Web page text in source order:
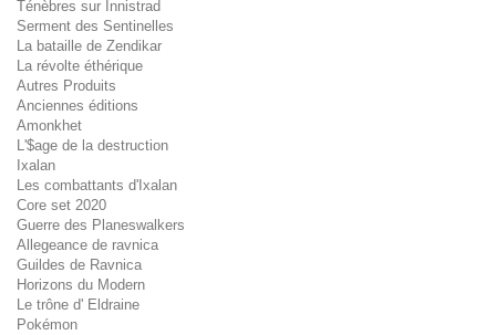
Ténèbres sur Innistrad
Serment des Sentinelles
La bataille de Zendikar
La révolte éthérique
Autres Produits
Anciennes éditions
Amonkhet
L'$age de la destruction
Ixalan
Les combattants d'Ixalan
Core set 2020
Guerre des Planeswalkers
Allegeance de ravnica
Guildes de Ravnica
Horizons du Modern
Le trône d' Eldraine
Pokémon